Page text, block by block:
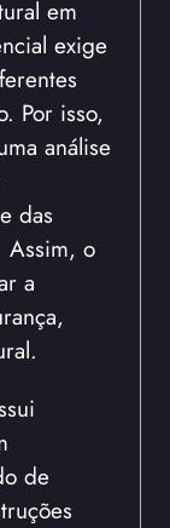
em
exige
Por isso,
análise
das
Assim, o
a
de